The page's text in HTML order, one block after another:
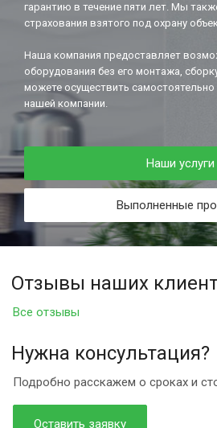
гарантию в течение пяти лет. Мы
страхования взятого под охрану
Наша компания предоставляет
оборудования без его монтажа,
можете осуществить самостоятельно
нашей компании.
Наши услуги
Выполненные
Нужна консультация?
Подробно расскажем о сроках и
Оставить заявку
Все отзывы
Отзывы наших